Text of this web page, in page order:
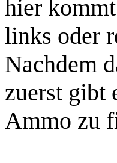
hier
links oder
Nachdem
zuerst gibt
Ammo zu